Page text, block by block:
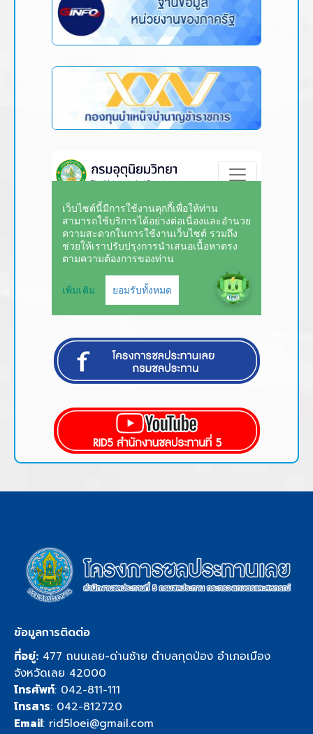
ข้อมูลการติดต่อ
ที่อยู่: 477 ถนนเลย-ด่านซ้าย ตำบลกุดป่อง อำเภอเมือง
จังหวัดเลย 42000
โทรศัพท์: 042-811-111
โทรสาร: 042-812720
Email: rid5loei@gmail.com